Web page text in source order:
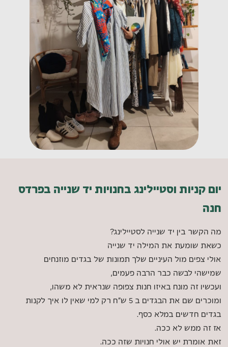
יום קניות וסטיילינג בחנויות יד שנייה בפרדס
חנה​
מה הקשר בין יד שנייה לסטיילינג?
כשאת שומעת את המילה יד שנייה
אולי צפים מול העיניים שלך תמונות של בגדים מוזנחים
שמישהי לבשה כבר הרבה פעמים,
ועכשיו זה מונח באיזו חנות צפופה שנראית לא משהו,
ומוכרים שם את הבגדים ב 5 ש"ח רק למי שאין לו איך לקנות
בגדים חדשים במלא כסף.
אז זה ממש לא ככה.
זאת אומרת יש אולי חנויות שזה ככה.